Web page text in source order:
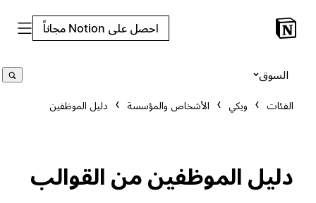
احصل على Notion مجاناً
السوق
الفئات ويكي الأشخاص والمؤسسة دليل الموظفين
دليل الموظفين من القوالب